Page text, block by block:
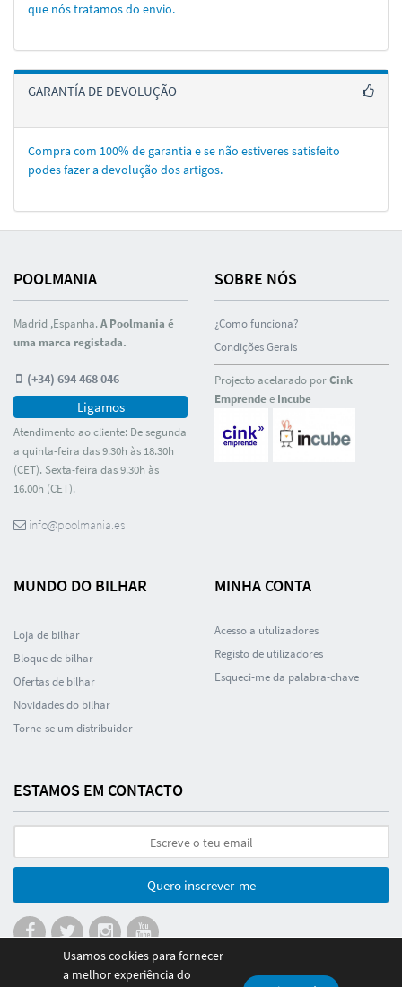
que nós tratamos do envio.
GARANTÍA DE DEVOLUÇÃO
Compra com 100% de garantia e se não estiveres satisfeito
podes fazer a devolução dos artigos.
POOLMANIA
Madrid ,Espanha.A Poolmania é
uma marca registada.
(+34) 694 468 046
Ligamos
Atendimento ao cliente: De segunda
a quinta-feira das 9.30h às 18.30h
(CET). Sexta-feira das 9.30h às
16.00h (CET).
info@poolmania.es
SOBRE NÓS
¿Como funciona?
Condições Gerais
Projecto acelarado porCink
Emprendee Incube
MUNDO DO BILHAR
Loja de bilhar
Bloque de bilhar
Ofertas de bilhar
Novidades do bilhar
Torne-se um distribuidor
MINHA CONTA
Acesso a utulizadores
Registo de utilizadores
Esqueci-me da palabra-chave
ESTAMOS EM CONTACTO
Quero inscrever-me
Usamos cookies para fornecer
a melhor experiência do